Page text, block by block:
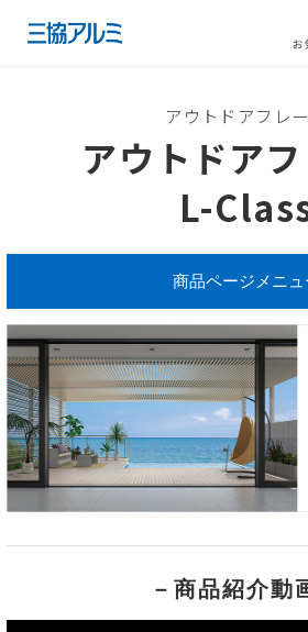
アウトドアフレ
アウトドア
L-
商品ページメニュ
－商品紹介動